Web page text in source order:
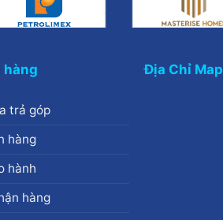
hàng
trả góp
hàng
hành
hàng
Địa Chỉ Map